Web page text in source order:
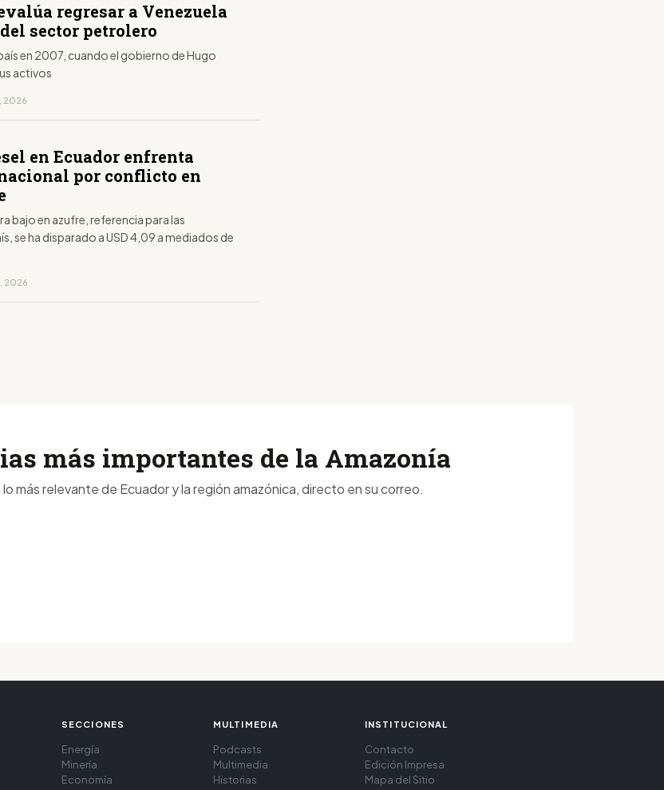
regresar a Venezuela
sector petrolero
en 2007, cuando el gobierno de Hugo
activos
2026
en Ecuador enfrenta
por conflicto en
bajo en azufre, referencia para las
se ha disparado a USD 4,09 a mediados de
2026
más importantes de la Amazonía
más relevante de Ecuador y la región amazónica, directo en su correo.
SECCIONES
Energía
Minería
Economía
MULTIMEDIA
Podcasts
Multimedia
Historias
INSTITUCIONAL
Contacto
Edición Impresa
Mapa del Sitio